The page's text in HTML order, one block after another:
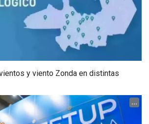
y viento Zonda en distintas
...